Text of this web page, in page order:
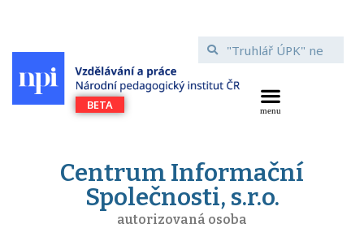
Centrum Informační
Společnosti, s.r.o.
autorizovaná osoba